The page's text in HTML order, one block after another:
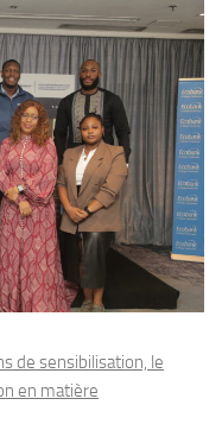
de sensibilisation, le
en matière